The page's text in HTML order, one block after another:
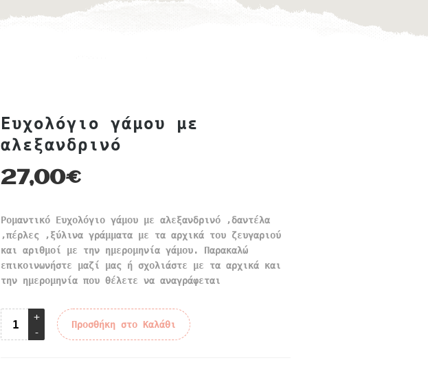
Ευχολόγιο γάμου με
αλεξανδρινό
27,00€
Ρομαντικό Ευχολόγιο γάμου με αλεξανδρινό ,δαντέλα
,πέρλες ,ξύλινα γράμματα με τα αρχικά του ζευγαριού
και αριθμοί με την ημερομηνία γάμου. Παρακαλώ
επικοινωνήστε μαζί μας ή σχολιάστε με τα αρχικά και
την ημερομηνία που θέλετε να αναγράφεται
Προσθήκη στο Καλάθι